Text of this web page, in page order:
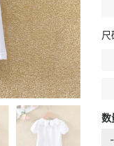
尺
数
-